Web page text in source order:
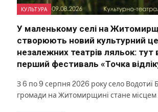
КУЛЬТУРА
У маленькому селі на
створюють новий культурний
незалежних театрів ляльок: тут
перший фестиваль «Точка
З 6 по 9 серпня 2026 року село Водотиї
громади на Житомирщині стане місцем